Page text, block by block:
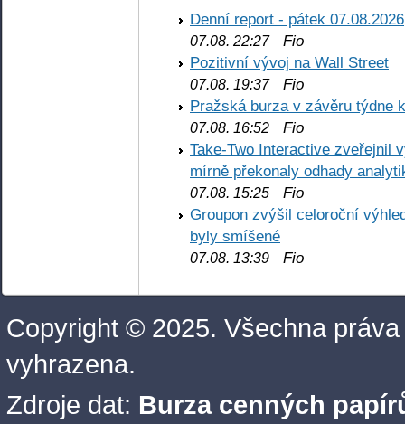
Denní report - pátek 07.08.2026
07.08. 22:27Fio
Pozitivní vývoj na Wall Street
07.08. 19:37Fio
Pražská burza v závěru týdne
07.08. 16:52 Fio
Take-Two Interactive zveřejnil
mírně překonaly odhady
07.08. 15:25 Fio
Groupon zvýšil celoroční
byly smíšené
07.08. 13:39 Fio
Copyright © 2025. Všechna práva
vyhrazena.
Zdroje dat: Burza cenných